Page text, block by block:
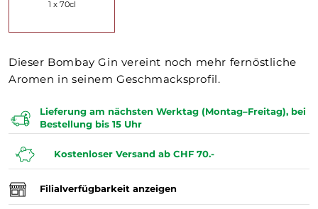
1 x 70cl
Dieser Bombay Gin vereint noch mehr fernöstliche
Aromen in seinem Geschmacksprofil.
Lieferung am nächsten Werktag (Montag–Freitag), bei
Bestellung bis 15 Uhr
Kostenloser Versand ab CHF 70.-
Filialverfügbarkeit anzeigen